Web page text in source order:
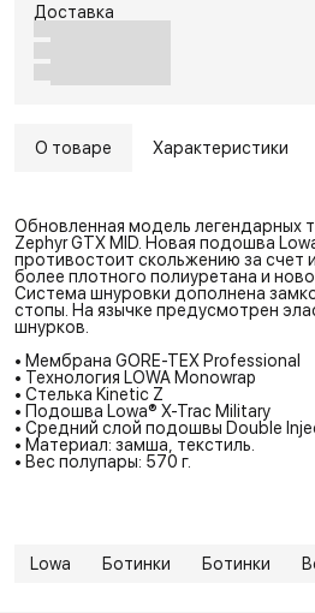
Доставка
О товаре Характеристики
Обновленная модель легендарных
Zephyr GTX MID. Новая подошва
противостоит скольжению за счет
более плотного полиуретана и
Система шнуровки дополнена
стопы. На язычке предусмотрен
шнурков.
• Мембрана GORE-TEX Professional
• Технология LOWA Monowrap
• Стелька Kinetic Z
• Подошва Lowa® X-Trac Military
• Средний слой подошвы Double
• Материал: замша, текстиль.
• Вес полупары: 570 г.
Lowa Ботинки Ботинки